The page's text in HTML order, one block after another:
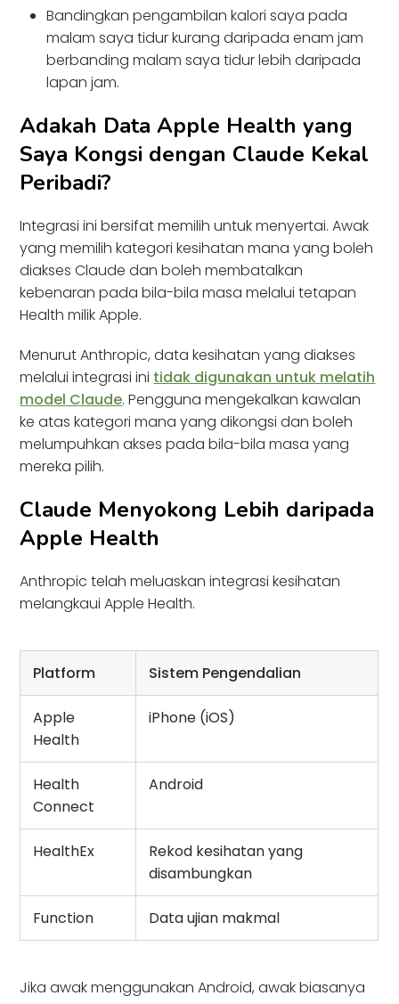
Bandingkan pengambilan kalori saya pada
malam saya tidur kurang daripada enam jam
berbanding malam saya tidur lebih daripada
lapan jam.
Adakah Data Apple Health yang
Saya Kongsi dengan Claude Kekal
Peribadi?
Integrasi ini bersifat memilih untuk menyertai. Awak
yang memilih kategori kesihatan mana yang boleh
diakses Claude dan boleh membatalkan
kebenaran pada bila-bila masa melalui tetapan
Health milik Apple.
Menurut Anthropic, data kesihatan yang diakses
melalui integrasi ini tidak digunakan untuk melatih
model Claude. Pengguna mengekalkan kawalan
ke atas kategori mana yang dikongsi dan boleh
melumpuhkan akses pada bila-bila masa yang
mereka pilih.
Claude Menyokong Lebih daripada
Apple Health
Anthropic telah meluaskan integrasi kesihatan
melangkaui Apple Health.
Platform Sistem Pengendalian
Apple
Health
iPhone (iOS)
Health
Connect
Android
HealthEx
Rekod kesihatan yang
disambungkan
Function Data ujian makmal
Jika awak menggunakan Android, awak biasanya